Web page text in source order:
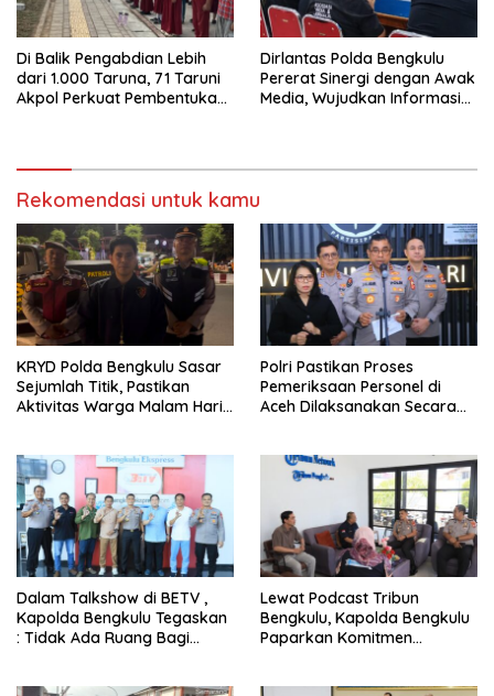
Di Balik Pengabdian Lebih
dari 1.000 Taruna, 71 Taruni
Akpol Perkuat Pembentukan
Dirlantas Polda Bengkulu
Pererat Sinergi dengan Awak
Media, Wujudkan Informasi
Rekomendasi untuk kamu
KRYD Polda Bengkulu Sasar
Sejumlah Titik, Pastikan
Aktivitas Warga Malam Hari
Polri Pastikan Proses
Pemeriksaan Personel di
Aceh Dilaksanakan Secara
Dalam Talkshow di BETV ,
Kapolda Bengkulu Tegaskan
: Tidak Ada Ruang Bagi
Lewat Podcast Tribun
Bengkulu, Kapolda Bengkulu
Paparkan Komitmen